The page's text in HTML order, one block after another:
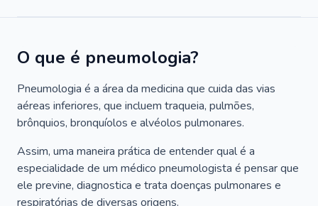
O que é pneumologia?
Pneumologia é a área da medicina que cuida das vias
aéreas inferiores, que incluem traqueia, pulmões,
brônquios, bronquíolos e alvéolos pulmonares.
Assim, uma maneira prática de entender qual é a
especialidade de um médico pneumologista é pensar que
ele previne, diagnostica e trata doenças pulmonares e
respiratórias de diversas origens.